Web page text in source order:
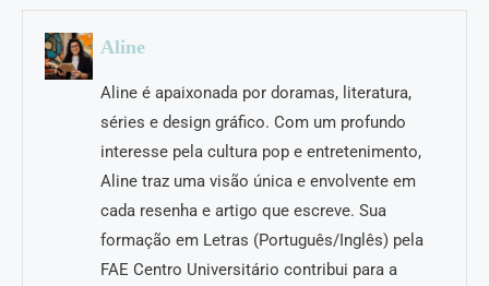
Aline
Aline é apaixonada por doramas, literatura,
séries e design gráfico. Com um profundo
interesse pela cultura pop e entretenimento,
Aline traz uma visão única e envolvente em
cada resenha e artigo que escreve. Sua
formação em Letras (Português/Inglês) pela
FAE Centro Universitário contribui para a